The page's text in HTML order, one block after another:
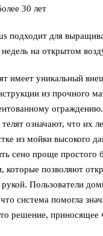
30 лет
подходит для
на открытом
имеет уникальный
из прочного
означают, что их
из мойки высокого
сено проще простого
позволяют
Пользователи
система помогла
решение,